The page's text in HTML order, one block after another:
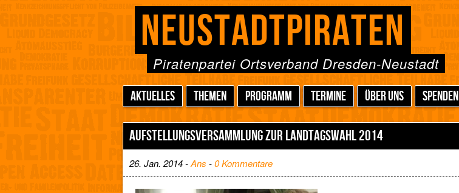
NEUSTADTPIRATEN
Piratenpartei Ortsverband Dresden-Neustadt
AKTUELLES THEMEN PROGRAMM TERMINE ÜBER UNS SPENDEN
AUFSTELLUNGSVERSAMMLUNG ZUR LANDTAGSWAHL 2014
26. Jan. 2014 -Ans -0 Kommentare